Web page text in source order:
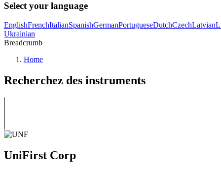
Select your language
EnglishFrenchItalianSpanishGermanPortugueseDutchCzechLatvian
Ukrainian
Breadcrumb
Home
Recherchez des instruments
UniFirst Corp